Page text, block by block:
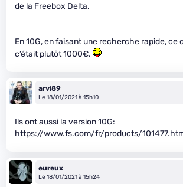
de la Freebox Delta.
En 10G, en faisant une recherche rapide, ce
c’était plutôt 1000€.
arvi89
Le 18/01/2021 à 15h10
Ils ont aussi la version 10G:
https://www.fs.com/fr/products/
eureux
Le 18/01/2021 à 15h24